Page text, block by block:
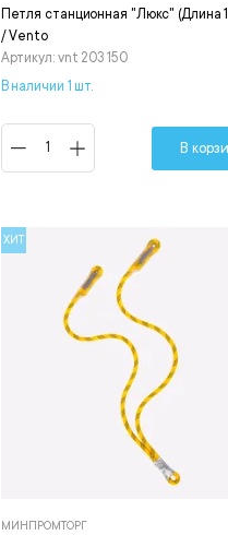
Петля станционная "Люкс" (Длина
/ Vento
Артикул: vnt 203 150
В наличии 1 шт.
В
ХИТ
МИНПРОМТОРГ